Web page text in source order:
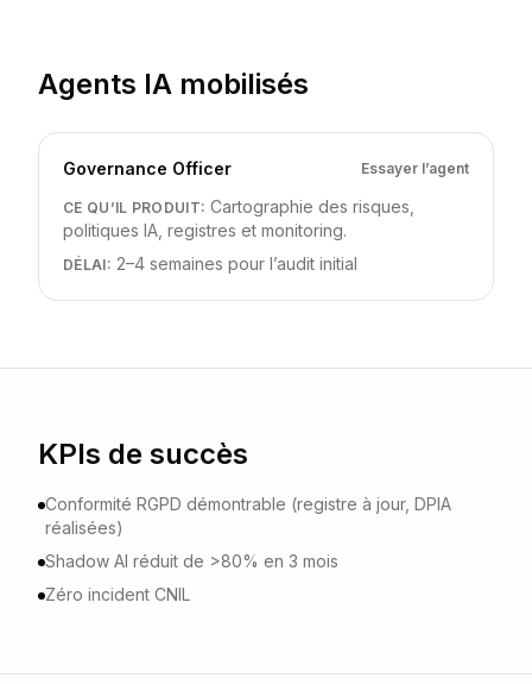
Agents IA mobilisés
Governance Officer Essayer l’agent
CE QU’IL PRODUIT: Cartographie des risques,
politiques IA, registres et monitoring.
DÉLAI: 2–4 semaines pour l’audit initial
KPIs de succès
Conformité RGPD démontrable (registre à jour, DPIA
réalisées)
Shadow AI réduit de >80% en 3 mois
Zéro incident CNIL